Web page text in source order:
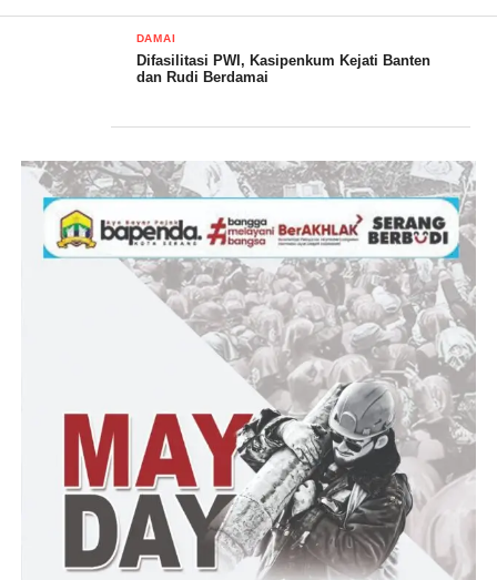
bahwa musyawarah dan kesepakatan damai itulah sebenarnya
komunikasi yang baik antara para jurnalis dengan para pejabat di
Seperti diketahui bertempat di Sekretariat Persatuan Wartawan
Indonesia (PWI) Provinsi Banten, Kamis (6/4), perseteruan
antara Kasipenkum Kejati Banten, Ivan Hebron S dengan Rudi
Manurung, wartawan berujung damai.
Perdamaian ini tercapai setelah difasilitasi oleh PWI Banten,
yang diwakili oleh Ketua Harian PWI Banten, Teguh Akbar
Idham. Keduanya bersepakat untuk mengakhiri persoalan, dan
menganggap permasalahan ini sudah selesai.
Kasipenkum Kejati Banten, Ivan Hebron S mengungkapkan
permohonan maaf atas terjadinya perselisihan paham dengan
“Saya rasa ini perselisihan paham, karena saya menganggap saya
DAMAI
Difasilitasi PWI, Kasipenkum Kejati Banten
dan Rudi Berdamai